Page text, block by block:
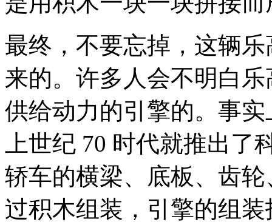
最终，不要忘掉，这辆
来的。许多人会不明白
供给动力的引擎的。事
上世纪 70 时代就推出了
轿车的横梁、底板、齿
过积木组装，引擎的组